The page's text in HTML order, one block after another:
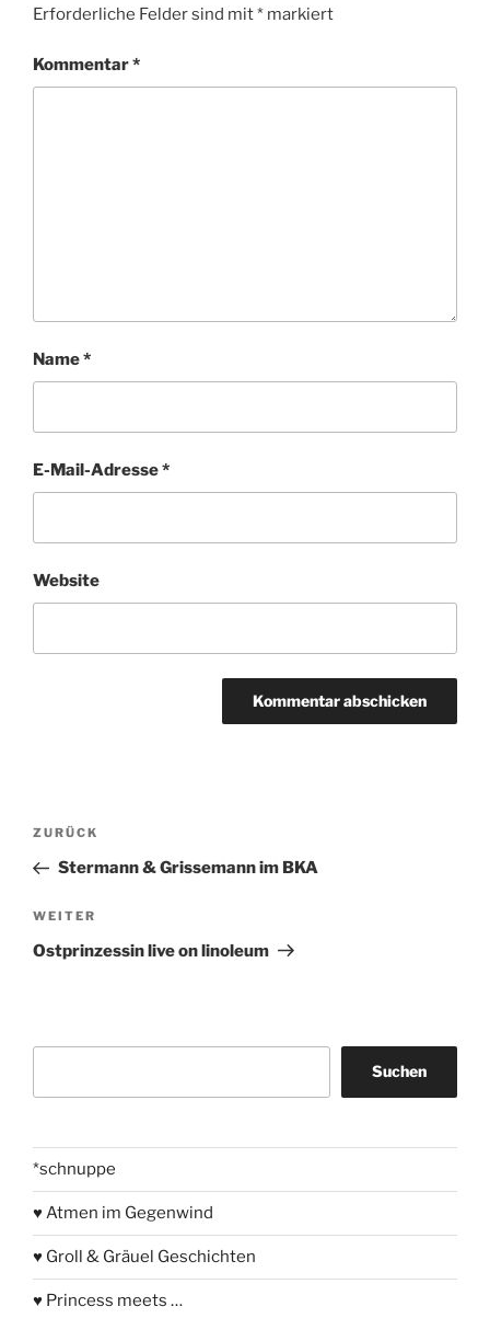
Erforderliche Felder sind mit* markiert
Kommentar*
Name*
E-Mail-Adresse*
Website
Beitragsnavigation
Vorheriger
Beitrag
ZURÜCK
Stermann & Grissemann im BKA
Nächster
Beitrag
WEITER
Ostprinzessin live on linoleum
Suchen
*schnuppe
♥ Atmen im Gegenwind
♥ Groll & Gräuel Geschichten
♥ Princess meets …